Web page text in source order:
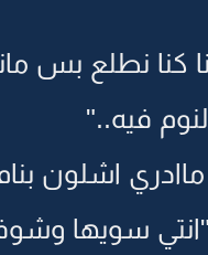
نطلع بس
فيه.."
اشلون
سويها